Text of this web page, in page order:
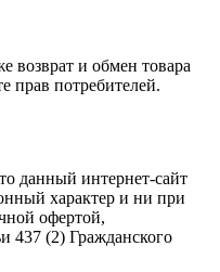
возврат и обмен товара
прав потребителей.
данный интернет-сайт
характер и ни при
офертой,
437 (2) Гражданского